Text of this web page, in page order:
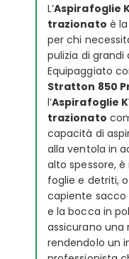
L’Aspirafoglie
trazionato è
per chi
pulizia di grandi
Equipaggiato
Stratton 850
l’Aspirafoglie
trazionato
capacità di
alla ventola in
alto spessore,
foglie e detriti,
capiente sacco
e la bocca in
assicurano una
rendendolo un